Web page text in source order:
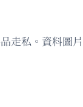
走私。資料圖片